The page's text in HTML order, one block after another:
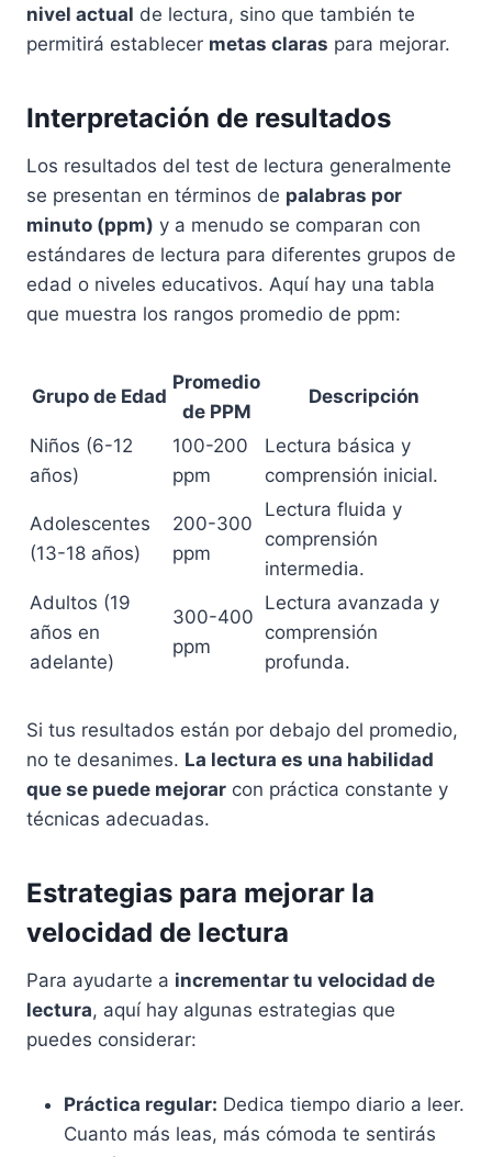
nivel actual de lectura, sino que también te
permitirá establecer metas claras para mejorar.
Interpretación de resultados
Los resultados del test de lectura generalmente
se presentan en términos de palabras por
minuto (ppm) y a menudo se comparan con
estándares de lectura para diferentes grupos de
edad o niveles educativos. Aquí hay una tabla
que muestra los rangos promedio de ppm:
Grupo de Edad
Promedio
de PPM
Descripción
Niños (6-12
años)
100-200
ppm
Lectura básica y
comprensión inicial.
Adolescentes
(13-18 años)
200-300
ppm
Lectura fluida y
comprensión
intermedia.
Adultos (19
años en
adelante)
300-400
ppm
Lectura avanzada y
comprensión
profunda.
Si tus resultados están por debajo del promedio,
no te desanimes. La lectura es una habilidad
que se puede mejorar con práctica constante y
técnicas adecuadas.
Estrategias para mejorar la
velocidad de lectura
Para ayudarte a incrementar tu velocidad de
lectura, aquí hay algunas estrategias que
puedes considerar:
Práctica regular: Dedica tiempo diario a leer.
Cuanto más leas, más cómoda te sentirás